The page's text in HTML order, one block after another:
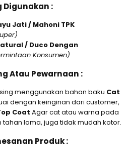
Digunakan :
Jati / Mahoni TPK
/ Duco Dengan
Konsumen)
Atau Pewarnaan :
menggunakan bahan baku Cat
dengan keinginan dari customer,
Coat Agar cat atau warna pada
lama, juga tidak mudah kotor.
Produk :